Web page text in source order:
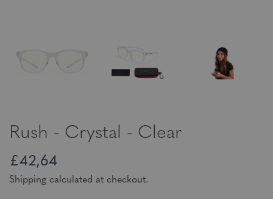
Rush - Crystal - Clear
£42,64
Shipping calculated at checkout.